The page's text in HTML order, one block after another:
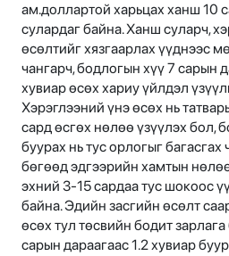
ам.доллартой харьцах ханш 10
сулардаг байна. Ханш суларч,
өсөлтийг хязгаарлах үүднээс
чангарч, бодлогын хүү 7 сарын
хувиар өсөх хариу үйлдэл
Хэрэглээний үнэ өсөх нь
сард өсгөх нөлөө үзүүлэх бол,
буурах нь тус орлогыг
бөгөөд эдгээрийн хамтын
эхний 3-15 сардаа тус шокоос
байна. Эдийн засгийн өсөлт
өсөх тул төсвийн бодит
сарын дараагаас 1.2 хувиар